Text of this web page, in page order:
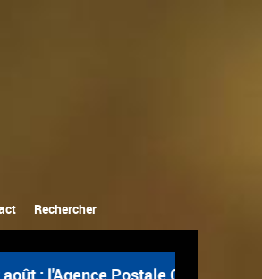
Rechercher
l'Agence Postale Communale